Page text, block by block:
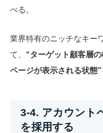
べる。
業界特有のニッチなキー
て、 “ターゲット顧客層
ページが表示される状態”
3-4. アカウント
を採用する